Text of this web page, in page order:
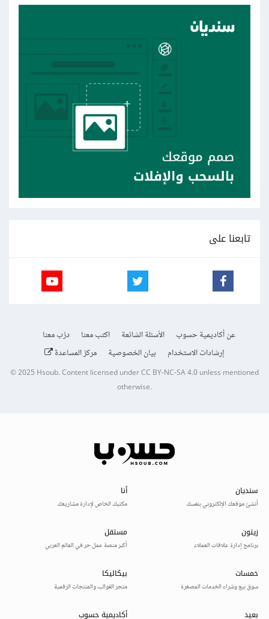
تابعنا على
عن أكاديمية حسوب الأسئلة الشائعة اكتب معنا
درّب معنا
إرشادات الاستخدام
بيان الخصوصية مركز المساعدة
© 2025Hsoub.Content licensed underCC BY-NC-SA 4.0unless mentioned
otherwise.